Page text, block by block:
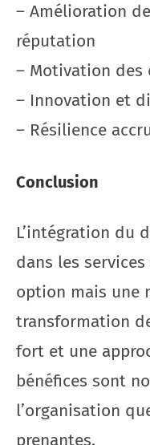
– Amélioration
réputation
– Motivation des
– Innovation et
– Résilience
Conclusion
L’intégration du
dans les services
option mais une
transformation
fort et une
bénéfices sont
l’organisation
prenantes.